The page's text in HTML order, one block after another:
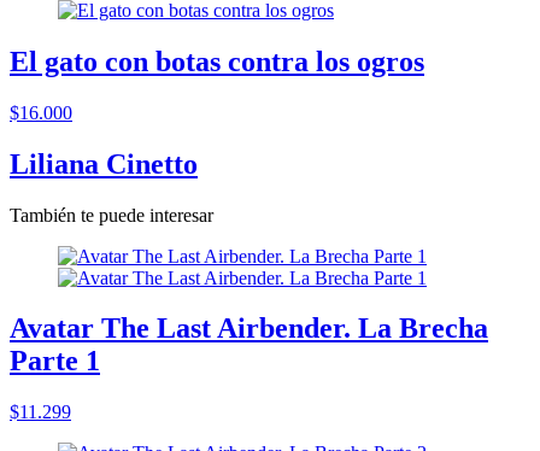
El gato con botas contra los ogros
$16.000
Liliana Cinetto
También te puede interesar
Avatar The Last Airbender. La Brecha
Parte 1
$11.299